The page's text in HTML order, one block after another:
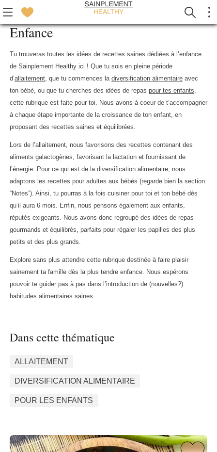
Enfance
Tu trouveras toutes les idées de recettes saines dédiées à l’enfance
de Sainplement Healthy ici ! Que tu sois en pleine période
d’allaitement, que tu commences la diversification alimentaire avec
ton bébé, ou que tu cherches des idées de repas pour tes enfants,
cette rubrique est faite pour toi. Nous avons à coeur de t’accompagner
à chaque étape importante de la croissance de ton enfant, en
proposant des recettes saines et équilibrées.
Lors de l’allaitement, nous favorisons des recettes contenant des
aliments galactogènes, favorisant la lactation et fournissant de
l’énergie. Pour ce qui est de la diversification alimentaire, nous
adaptons les recettes pour adultes aux bébés (regarde bien la section
“Notes”). Ainsi, tu pourras à la fois cuisiner pour toi et ton bébé dès
qu’il aura 6 mois. Enfin, nous pensons également aux enfants,
réputés exigeants. Nous avons donc regroupé des idées de repas
gourmands et équilibrés, parfaits pour régaler les papilles des plus
petits et des plus grands.
Explore sans plus attendre cette rubrique destinée à faire plaisir
sainement ta famille dès la plus tendre enfance. Nous espérons
pouvoir te guider pas à pas dans l’introduction de (nouvelles?)
habitudes alimentaires saines.
Dans cette thématique
ALLAITEMENT
DIVERSIFICATION ALIMENTAIRE
POUR LES ENFANTS